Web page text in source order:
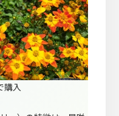
購入